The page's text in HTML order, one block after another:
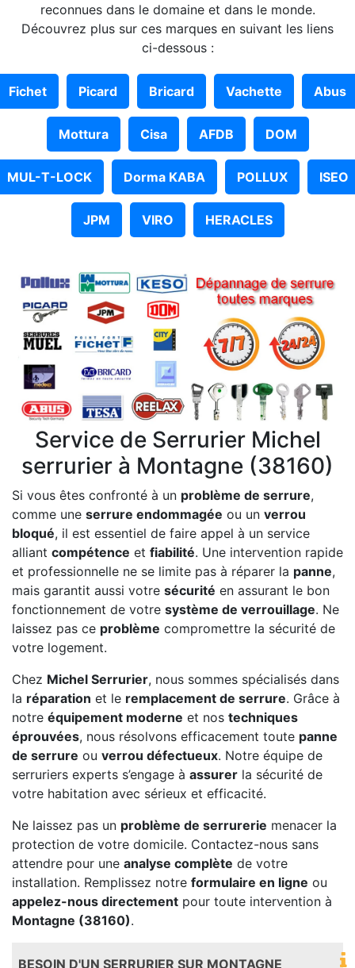
reconnues dans le domaine et dans le monde.
Découvrez plus sur ces marques en suivant les liens
ci-dessous :
Fichet Picard Bricard Vachette Abus
Mottura Cisa AFDB DOM
MUL-T-LOCK Dorma KABA POLLUX ISEO
JPM VIRO HERACLES
Service de Serrurier Michel
serrurier à Montagne (38160)
Si vous êtes confronté à un problème de serrure,
comme une serrure endommagée ou un verrou
bloqué, il est essentiel de faire appel à un service
alliant compétence et fiabilité. Une intervention rapide
et professionnelle ne se limite pas à réparer la panne,
mais garantit aussi votre sécurité en assurant le bon
fonctionnement de votre système de verrouillage. Ne
laissez pas ce problème compromettre la sécurité de
votre logement.
Chez Michel Serrurier, nous sommes spécialisés dans
la réparation et le remplacement de serrure. Grâce à
notre équipement moderne et nos techniques
éprouvées, nous résolvons efficacement toute panne
de serrure ou verrou défectueux. Notre équipe de
serruriers experts s’engage à assurer la sécurité de
votre habitation avec sérieux et efficacité.
Ne laissez pas un problème de serrurerie menacer la
protection de votre domicile. Contactez-nous sans
attendre pour une analyse complète de votre
installation. Remplissez notre formulaire en ligne ou
appelez-nous directement pour toute intervention à
Montagne (38160).
BESOIN D'UN SERRURIER SUR MONTAGNE